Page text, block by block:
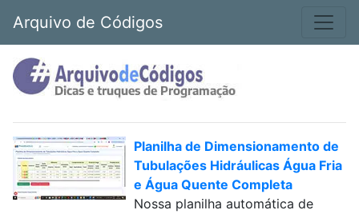
Arquivo de Códigos
Planilha de Dimensionamento de
Tubulações Hidráulicas Água Fria
e Água Quente Completa
Nossa planilha automática de